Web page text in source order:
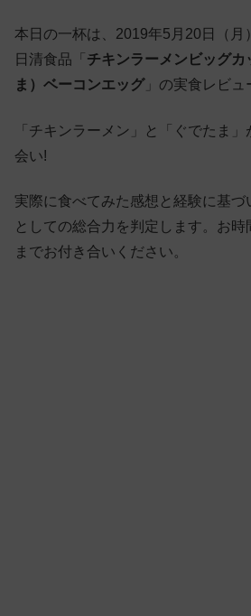
本日の一杯は、2019年5月20日（月
日清食品「 チキンラーメンビッグカ
ま）ベーコンエッグ」の実食レビュ
「チキンラーメン」と「ぐでたま」
会い!
実際に食べてみた感想と経験に基
としての総合力を判定します。お
までお付き合いください。